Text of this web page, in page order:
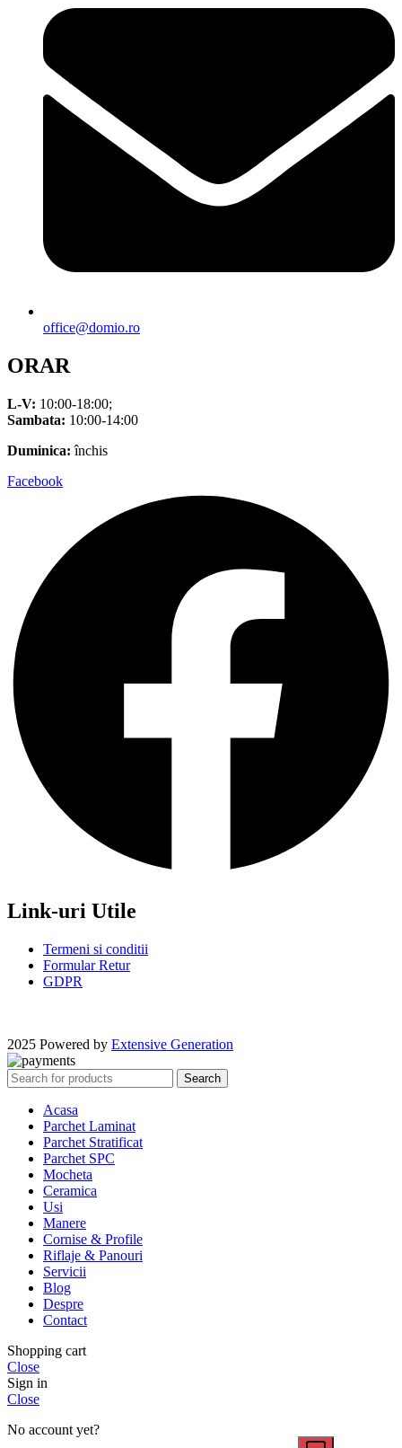
office@domio.ro
ORAR
L-V: 10:00-18:00;
Sambata: 10:00-14:00
Duminica: închis
Facebook
Link-uri Utile
Termeni si conditii
Formular Retur
GDPR
2025 Powered by Extensive Generation
Search
Acasa
Parchet Laminat
Parchet Stratificat
Parchet SPC
Mocheta
Ceramica
Usi
Manere
Cornise & Profile
Riflaje & Panouri
Servicii
Blog
Despre
Contact
Shopping cart
Close
Sign in
Close
No account yet?